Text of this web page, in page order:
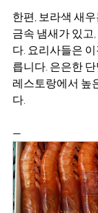
한편, 보라색 새
금속 냄새가 있고
다. 요리사들은
릅니다. 은은한
레스토랑에서 높
다.
—